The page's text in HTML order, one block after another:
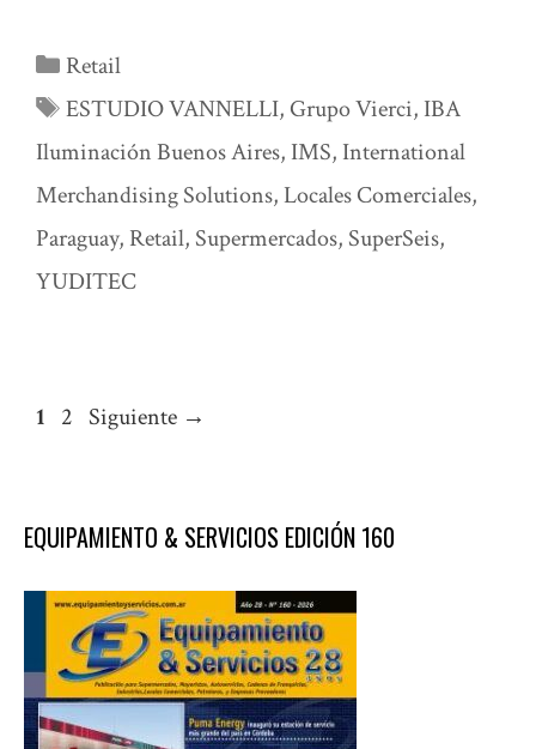
Categorías
Retail
Etiquetas
ESTUDIO VANNELLI, Grupo Vierci, IBA
Iluminación Buenos Aires, IMS, International
Merchandising Solutions,Locales Comerciales,
Paraguay, Retail, Supermercados, SuperSeis,
YUDITEC
Página
1 Página
2 Siguiente →
EQUIPAMIENTO & SERVICIOS EDICIÓN 160